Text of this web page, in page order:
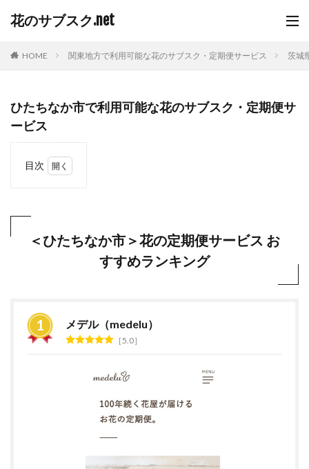
花のサブスク.net
HOME 関東地方で利用可能な花のサブスク・定期便サービス 茨城
ひたちなか市で利用可能な花のサブスク・定期便サ
ービス
目次
花の
すめ
ラン
キン
グ
＜ひたちなか市＞花の定期便サービス お
すすめランキング
メデル（medelu）
5.0